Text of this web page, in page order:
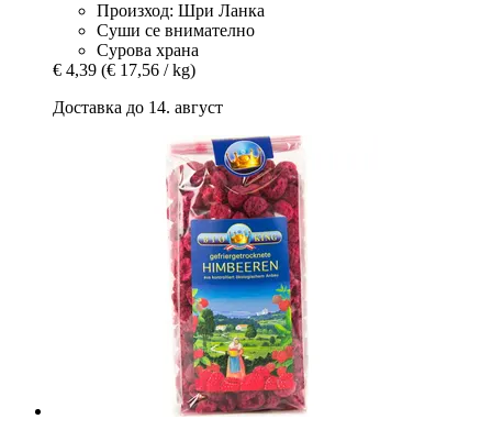
Произход: Шри Ланка
Суши се внимателно
Сурова храна
€ 4,39 (€ 17,56 / kg)
Доставка до 14. август